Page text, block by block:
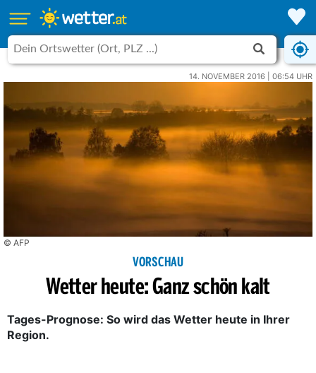
14. NOVEMBER 2016 | 06:54 UHR
© AFP
VORSCHAU
Wetter heute: Ganz schön kalt
Tages-Prognose: So wird das Wetter heute in Ihrer
Region.